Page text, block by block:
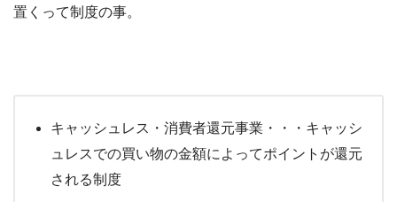
置くって制度の事。
キャッシュレス・消費者還元事業・・・キャッシ
ュレスでの買い物の金額によってポイントが還元
される制度